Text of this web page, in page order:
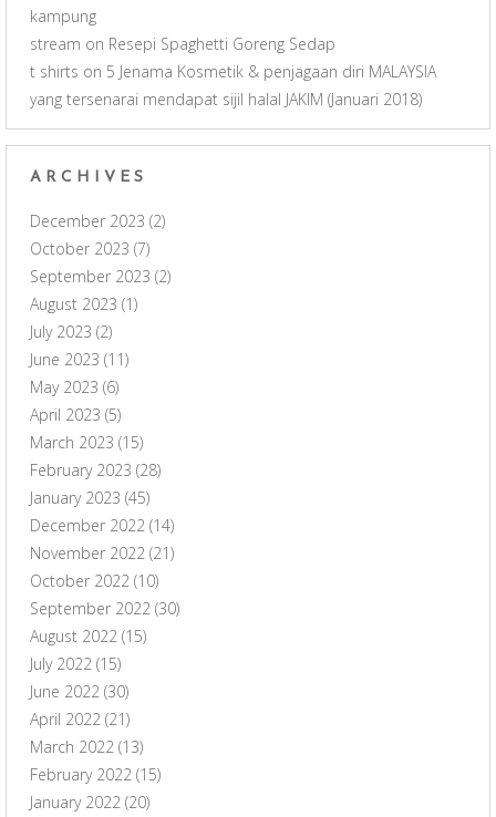
kampung
stream on Resepi Spaghetti Goreng Sedap
t shirts on 5 Jenama Kosmetik & penjagaan diri MALAYSIA
yang tersenarai mendapat sijil halal JAKIM (Januari 2018)
ARCHIVES
December 2023 (2)
October 2023 (7)
September 2023 (2)
August 2023 (1)
July 2023 (2)
June 2023 (11)
May 2023 (6)
April 2023 (5)
March 2023 (15)
February 2023 (28)
January 2023 (45)
December 2022 (14)
November 2022 (21)
October 2022 (10)
September 2022 (30)
August 2022 (15)
July 2022 (15)
June 2022 (30)
April 2022 (21)
March 2022 (13)
February 2022 (15)
January 2022 (20)